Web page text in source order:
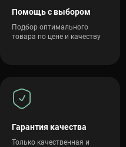
Помощь с выбором
Подбор оптимального
товара по цене и качеству
Гарантия качества
Только качественная и